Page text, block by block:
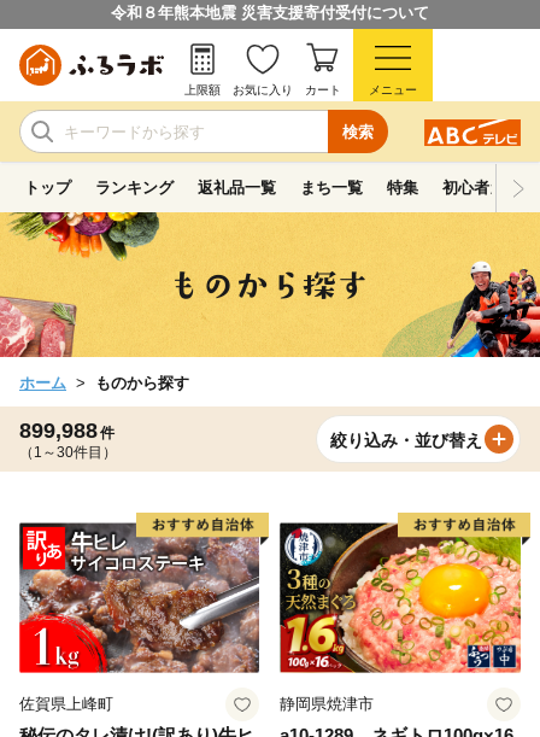
令和８年熊本地震 災害支援寄付受付について
検索
上限額 お気に入り カート メニュー
トップ ランキング 返礼品一覧 まち一覧 特集 初心者ガイド
ホーム ものから探す
899,988件
（1～30件目）
絞り込み・並び替え
佐賀県上峰町 静岡県焼津市